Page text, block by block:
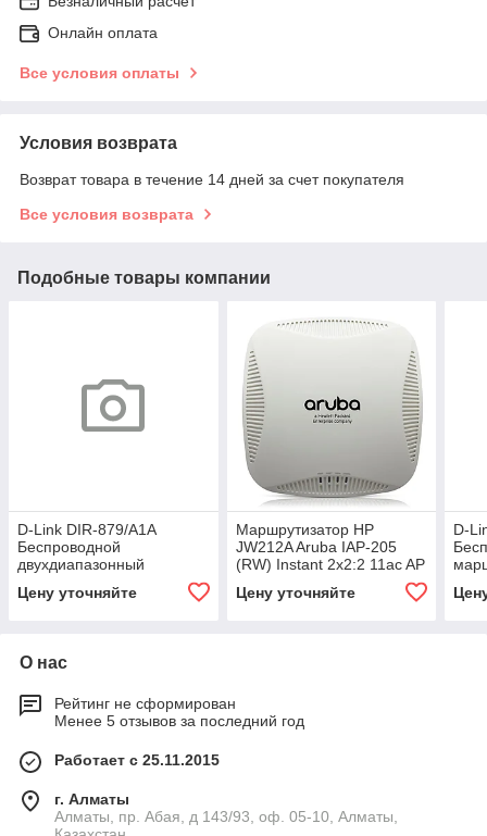
Онлайн оплата
Все условия оплаты
Условия возврата
Возврат товара в течение 14 дней за счет покупателя
Все условия возврата
Подобные товары компании
D-Link DIR-879/A1A
Беспроводной
двухдиапазонный
маршрутизатор AC1900
Цену уточняйте
Маршрутизатор HP
JW212A Aruba IAP-205
(RW) Instant 2x2:2 11ac AP
Цену уточняйте
D-
О нас
Рейтинг не сформирован
Менее 5 отзывов за последний год
Работает с 25.11.2015
г. Алматы
Алматы, пр. Абая, д 143/93, оф. 05-10, Алматы,